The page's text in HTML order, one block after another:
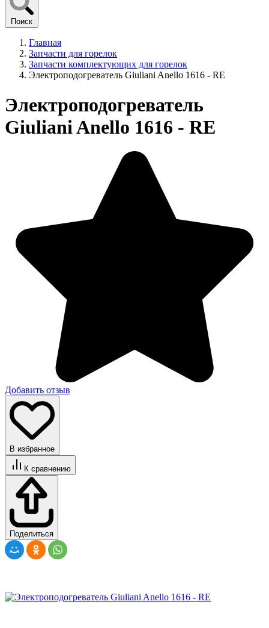
Поиск
Главная
Запчасти для горелок
Запчасти комплектующих для горелок
Электроподогреватель Giuliani Anello 1616 - RE
Электроподогреватель
Giuliani Anello 1616 - RE
Добавить отзыв
В избранное
К сравнению
Поделиться